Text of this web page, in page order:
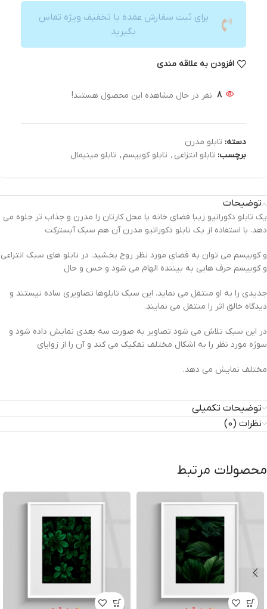
برای ثبت سفارش عمده با تخفیف ویژه تماس
بگیرید
افزودن به علاقه مندی
8 نفر در حال مشاهده این محصول هستند!
دسته: تابلو مدرن
برچسب: تابلو انتزاعی , تابلو کوبیسم , تابلو مینیمال
توضیحات
یک تابلو دکوراتیو زیبا فضای خانه یا محل کارتان را مدرن و جذاب تر جلوه می
دهد. با استفاده از یک تابلو دکوراتیو مدرن آن هم سبک آبسترکت
و کوبیسم می توان به فضای مورد نظر روح بخشید. در تابلو های سبک انتزاعی
و کوبیسم حرف هایی به بیننده الهام می شود و حس و حال
جدیدی را به او منتقل می نماید. این سبک تابلوها تصاویری ساده نیستند و
دیدگاه خالق اثر را منتقل می نمایند.
در این سبک تلاش می شود تصاویر به صورت سه بعدی نمایش داده شود و
سوژه مورد نظر را به اشکال مختلف تفکیک می کند و آن را از زوایای
مختلف نمایش می دهد.
توضیحات تکمیلی
نظرات (0)
محصولات مرتبط